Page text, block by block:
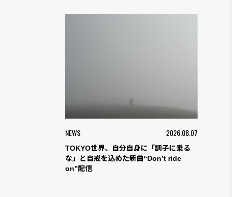
NEWS 2026.08.07
TOKYO世界、自分自身に「調子に乗る
な」と自戒を込めた新曲“Don’t ride
on”配信